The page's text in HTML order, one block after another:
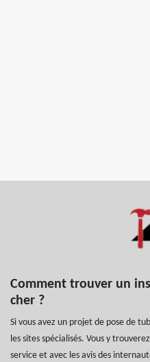
Comment trouver un
cher ?
Si vous avez un projet de pose de
les sites spécialisés. Vous y
service et avec les avis des